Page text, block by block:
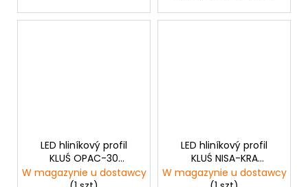
LED hliníkový profil
KLUŚ OPAC-30
|stříbrná anoda
W magazynie u dostawcy
LED hliníkový profil
KLUŚ NISA-KRA
|neanodizovaná
W magazynie u dostawcy